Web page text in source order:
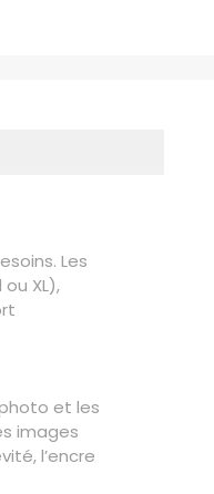
Les
XL),
et les
images
l’encre